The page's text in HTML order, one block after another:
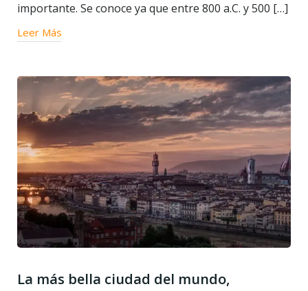
importante. Se conoce ya que entre 800 a.C. y 500 […]
Leer Más
La más bella ciudad del mundo,